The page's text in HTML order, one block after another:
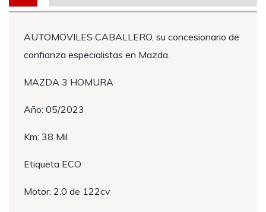
AUTOMOVILES CABALLERO, su concesionario de
confianza especialistas en Mazda.
MAZDA 3 HOMURA
Año: 05/2023
Km: 38 Mil
Etiqueta ECO
Motor: 2.0 de 122cv